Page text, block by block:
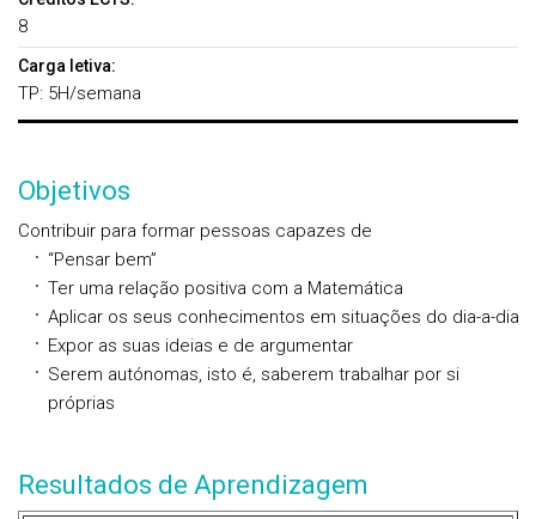
8
Carga letiva:
TP: 5H/semana
Objetivos
Contribuir para formar pessoas capazes de
“Pensar bem”
Ter uma relação positiva com a Matemática
Aplicar os seus conhecimentos em situações do dia-a-dia
Expor as suas ideias e de argumentar
Serem autónomas, isto é, saberem trabalhar por si
próprias
Resultados de Aprendizagem